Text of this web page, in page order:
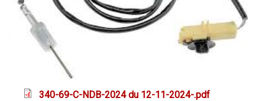
340-69-C-NDB-2024 du 12-11-2024-.pdf